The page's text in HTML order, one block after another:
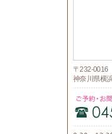
〒232-0016
神奈川県横